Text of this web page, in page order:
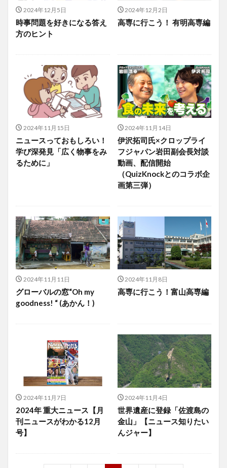
2024年12月5日
時事問題を好きになる答え
方のヒント
2024年12月2日
高専に行こう！ 有明高専編
2024年11月15日
ニュースっておもしろい！
学び深発見「広く物事をみ
るために」
2024年11月14日
伊沢拓司氏×クロップライ
フジャパン岩田副会長対談
動画、配信開始
（QuizKnockとのコラボ企
画第三弾）
2024年11月11日
グローバルの窓“Oh my
goodness! “ (あかん！)
2024年11月8日
高専に行こう！富山高専編
2024年11月7日
2024年 重大ニュース【月
刊ニュースがわかる12月
号】
2024年11月4日
世界遺産に登録「佐渡島の
金山」【ニュース知りたい
んジャー】